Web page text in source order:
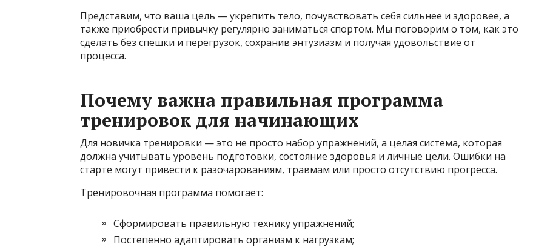
Представим, что ваша цель — укрепить тело, почувствовать себя сильнее и здоровее, а
также приобрести привычку регулярно заниматься спортом. Мы поговорим о том, как это
сделать без спешки и перегрузок, сохранив энтузиазм и получая удовольствие от
процесса.
Почему важна правильная программа
тренировок для начинающих
Для новичка тренировки — это не просто набор упражнений, а целая система, которая
должна учитывать уровень подготовки, состояние здоровья и личные цели. Ошибки на
старте могут привести к разочарованиям, травмам или просто отсутствию прогресса.
Тренировочная программа помогает:
Сформировать правильную технику упражнений;
Постепенно адаптировать организм к нагрузкам;